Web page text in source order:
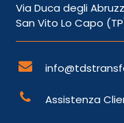
Via Duca degli
San Vito Lo Capo
Assistenza